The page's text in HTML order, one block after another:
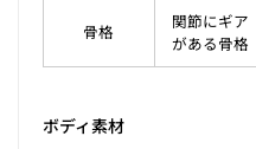
骨格
関節にギア
がある骨格
ボディ素材